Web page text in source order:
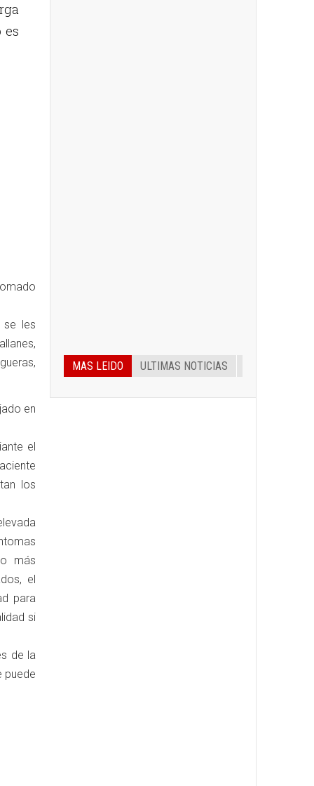
es
se les
en
el
los
más
el
para
si
de la
puede
MAS LEIDO ULTIMAS NOTICIAS